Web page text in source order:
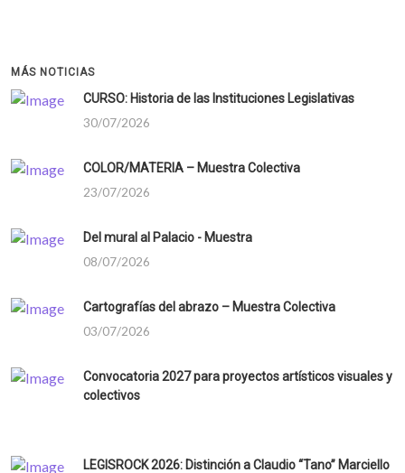
MÁS NOTICIAS
CURSO: Historia de las Instituciones Legislativas
30/07/2026
COLOR/MATERIA – Muestra Colectiva
23/07/2026
Del mural al Palacio - Muestra
08/07/2026
Cartografías del abrazo – Muestra Colectiva
03/07/2026
Convocatoria 2027 para proyectos artísticos visuales y
colectivos
LEGISROCK 2026: Distinción a Claudio “Tano” Marciello